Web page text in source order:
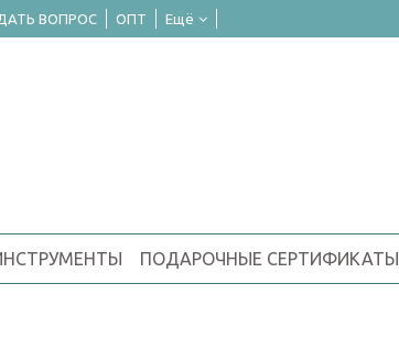
ВОПРОС ОПТ Ещё
ПОДАРОЧНЫЕ СЕРТИФИКАТЫ